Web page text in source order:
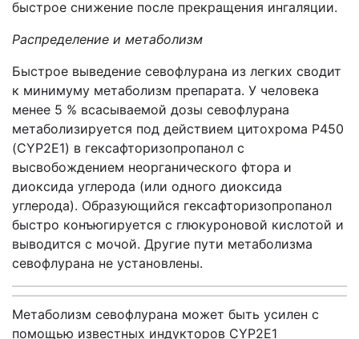
быстрое снижение после прекращения ингаляции.
Распределение и метаболизм
Быстрое выведение севофлурана из легких сводит
к минимуму метаболизм препарата. У человека
менее 5 % всасываемой дозы севофлурана
метаболизируется под действием цитохрома Р450
(CYP2E1) в гексафторизопропанол с
высвобождением неорганического фтора и
диоксида углерода (или одного диоксида
углерода). Образующийся гексафторизопропанол
быстро конъюгируется с глюкуроновой кислотой и
выводится с мочой. Другие пути метаболизма
севофлурана не установлены.
Метаболизм севофлурана может быть усилен с
помощью известных индукторов CYP2E1